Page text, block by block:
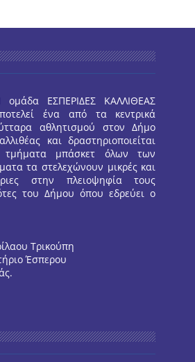
ομάδα ΕΣΠΕΡΙΔΕΣ ΚΑΛΛΙΘΕΑΣ
ένα από τα κεντρικά
αθλητισμού στον Δήμο
και δραστηριοποιείται
τμήματα μπάσκετ όλων των
τα στελεχώνουν μικρές και
στην πλειοψηφία τους
του Δήμου όπου εδρεύει ο
Τρικούπη
Έσπερου